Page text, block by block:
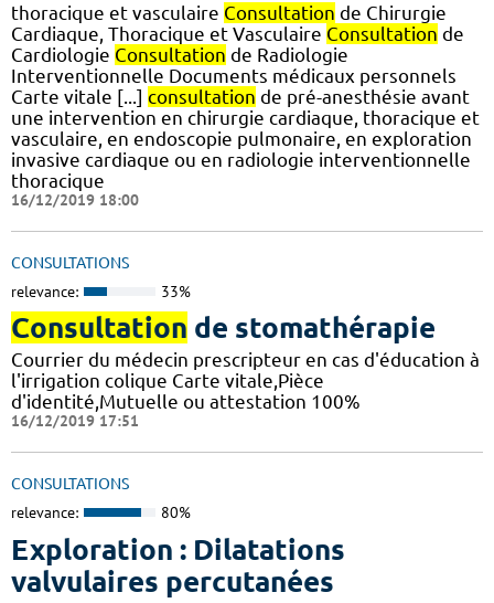
thoracique et vasculaire Consultation de Chirurgie
Cardiaque, Thoracique et Vasculaire Consultation de
Cardiologie Consultation de Radiologie
Interventionnelle Documents médicaux personnels
Carte vitale [...] consultation de pré-anesthésie avant
une intervention en chirurgie cardiaque, thoracique et
vasculaire, en endoscopie pulmonaire, en exploration
invasive cardiaque ou en radiologie interventionnelle
thoracique
16/12/2019 18:00
CONSULTATIONS
relevance: 33%
Consultation de stomathérapie
Courrier du médecin prescripteur en cas d'éducation à
l'irrigation colique Carte vitale,Pièce
d'identité,Mutuelle ou attestation 100%
16/12/2019 17:51
CONSULTATIONS
relevance: 80%
Exploration : Dilatations
valvulaires percutanées